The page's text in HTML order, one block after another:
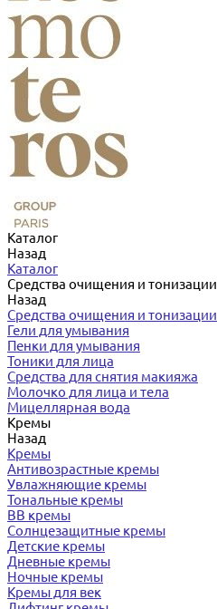
Каталог
Назад
Каталог
Средства очищения и тонизации
Назад
Средства очищения и тонизации
Гели для умывания
Пенки для умывания
Тоники для лица
Средства для снятия макияжа
Молочко для лица и тела
Мицеллярная вода
Кремы
Назад
Кремы
Антивозрастные кремы
Увлажняющие кремы
Тональные кремы
BB кремы
Солнцезащитные кремы
Детские кремы
Дневные кремы
Ночные кремы
Кремы для век